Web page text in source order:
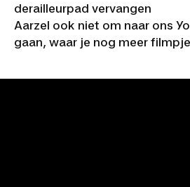
derailleurpad vervangen
Aarzel ook niet om naar ons
gaan, waar je nog meer